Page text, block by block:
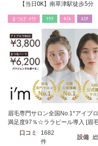
【当日OK】南草津駅徒歩5
まつげ･ﾒｲｸ ﾘﾗｸ ﾈｲﾙ ｴｽﾃ
眉毛専門サロン全国No.1*アイブ
満足度97％☆ララピール導入 [眉
口コミ
1682
件
設備